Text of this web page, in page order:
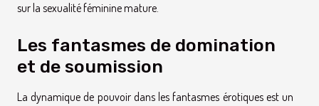
sur la sexualité féminine mature.
Les fantasmes de domination
et de soumission
La dynamique de pouvoir dans les fantasmes érotiques est un